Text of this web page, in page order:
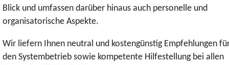
Blick und umfassen darüber hinaus auch personelle und
organisatorische Aspekte.
Wir liefern Ihnen neutral und kostengünstig Empfehlungen
den Systembetrieb sowie kompetente Hilfestellung bei allen